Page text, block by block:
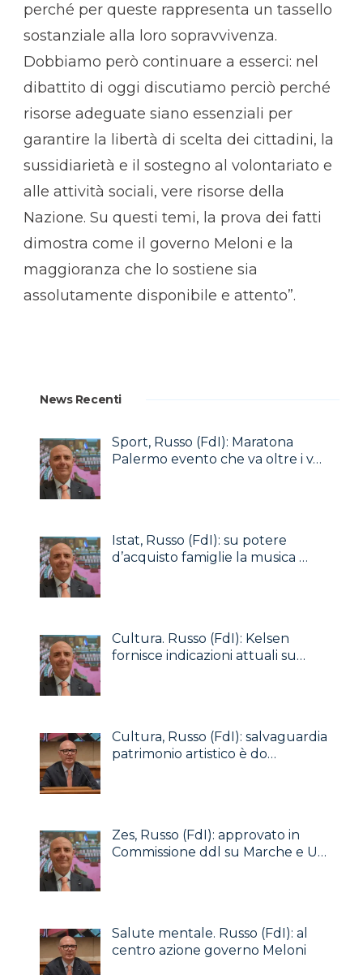
perché per queste rappresenta un tassello
sostanziale alla loro sopravvivenza.
Dobbiamo però continuare a esserci: nel
dibattito di oggi discutiamo perciò perché
risorse adeguate siano essenziali per
garantire la libertà di scelta dei cittadini, la
sussidiarietà e il sostegno al volontariato e
alle attività sociali, vere risorse della
Nazione. Su questi temi, la prova dei fatti
dimostra come il governo Meloni e la
maggioranza che lo sostiene sia
assolutamente disponibile e attento”.
News Recenti
Sport, Russo (FdI): Maratona
Palermo evento che va oltre i v…
Istat, Russo (FdI): su potere
d’acquisto famiglie la musica …
Cultura. Russo (FdI): Kelsen
fornisce indicazioni attuali su…
Cultura, Russo (FdI): salvaguardia
patrimonio artistico è do…
Zes, Russo (FdI): approvato in
Commissione ddl su Marche e U…
Salute mentale. Russo (FdI): al
centro azione governo Meloni